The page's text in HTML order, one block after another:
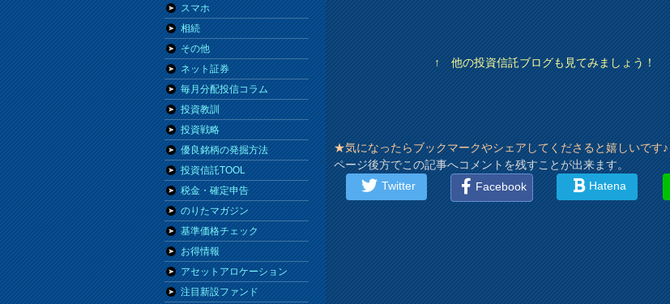
↑ 他の投資信託ブログも見てみましょう！
★気になったらブックマークやシェアしてくださると嬉しいです♪
ページ後方でこの記事へコメントを残すことが出来ます。
Twitter
Facebook Hatena
スマホ
相続
その他
ネット証券
毎月分配投信コラム
投資教訓
投資戦略
優良銘柄の発掘方法
投資信託TOOL
税金・確定申告
のりたマガジン
基準価格チェック
お得情報
アセットアロケーション
注目新設ファンド